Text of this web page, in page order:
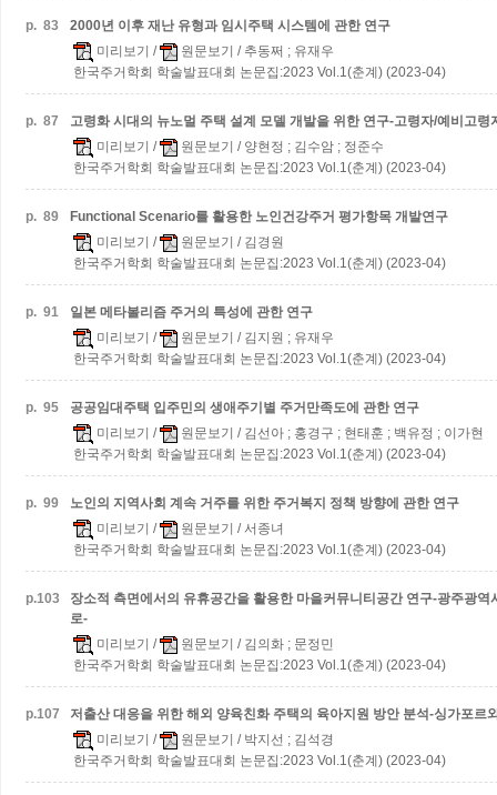
p. 83
2000년 이후 재난 유형과 임시주택 시스템에 관한 연구
미리보기 / 원문보기 / 추동쩌 ; 유재우
한국주거학회 학술발표대회 논문집:2023 Vol.1(춘계) (2023-04)
p. 87
고령화 시대의 뉴노멀 주택 설계 모델 개발을 위한 연구-고령자/예비고령
미리보기 / 원문보기 / 양현정 ; 김수암 ; 정준수
한국주거학회 학술발표대회 논문집:2023 Vol.1(춘계) (2023-04)
p. 89
Functional Scenario를 활용한 노인건강주거 평가항목 개발연구
미리보기 / 원문보기 / 김경원
한국주거학회 학술발표대회 논문집:2023 Vol.1(춘계) (2023-04)
p. 91
일본 메타볼리즘 주거의 특성에 관한 연구
미리보기 / 원문보기 / 김지원 ; 유재우
한국주거학회 학술발표대회 논문집:2023 Vol.1(춘계) (2023-04)
p. 95
공공임대주택 입주민의 생애주기별 주거만족도에 관한 연구
미리보기 / 원문보기 / 김선아 ; 홍경구 ; 현태훈 ; 백유정 ; 이가현
한국주거학회 학술발표대회 논문집:2023 Vol.1(춘계) (2023-04)
p. 99
노인의 지역사회 계속 거주를 위한 주거복지 정책 방향에 관한 연구
미리보기 / 원문보기 / 서종녀
한국주거학회 학술발표대회 논문집:2023 Vol.1(춘계) (2023-04)
p.103
장소적 측면에서의 유휴공간을 활용한 마을커뮤니티공간 연구-광주광역
로-
미리보기 / 원문보기 / 김의화 ; 문정민
한국주거학회 학술발표대회 논문집:2023 Vol.1(춘계) (2023-04)
p.107
저출산 대응을 위한 해외 양육친화 주택의 육아지원 방안 분석-싱가포르
미리보기 / 원문보기 / 박지선 ; 김석경
한국주거학회 학술발표대회 논문집:2023 Vol.1(춘계) (2023-04)